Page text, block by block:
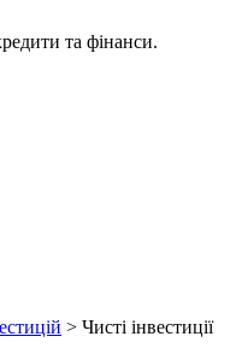
та фінанси.
> Чисті інвестиції